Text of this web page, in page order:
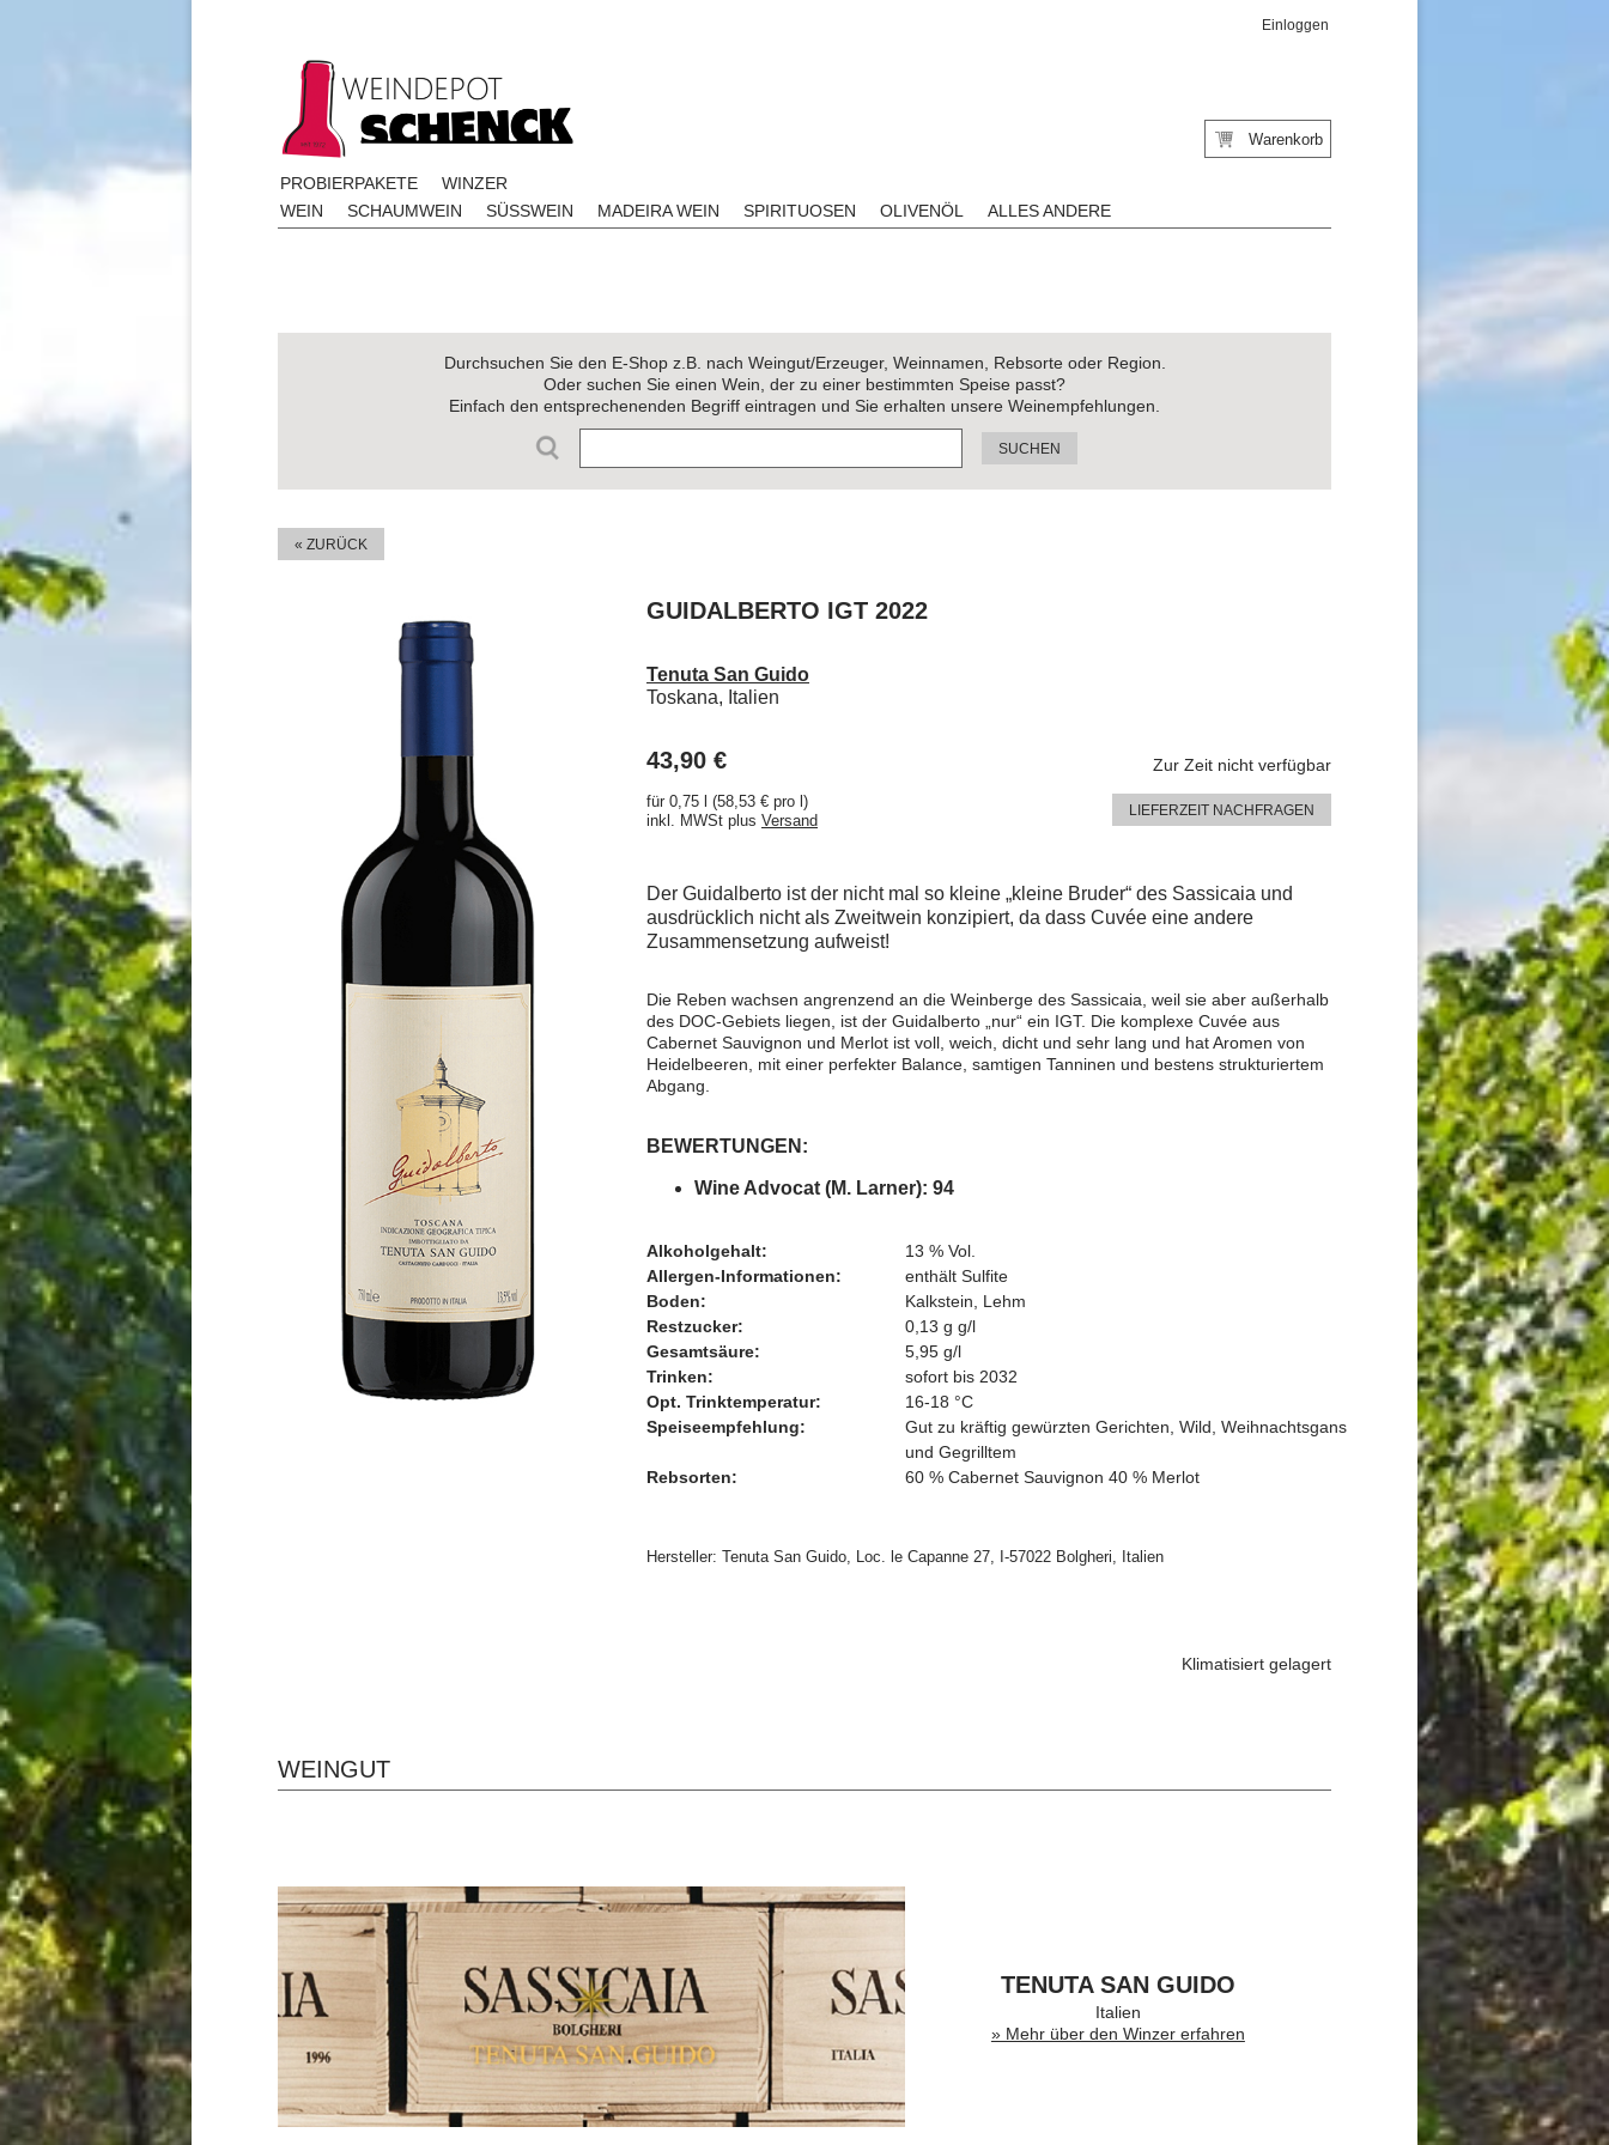
Einloggen
WEIN SCHAUMWEIN SÜSSWEIN MADEIRA WEIN SPIRITUOSEN OLIVENÖL ALLES ANDERE
Warenkorb
PROBIERPAKETE WINZER
Durchsuchen Sie den E-Shop z.B. nach Weingut/Erzeuger, Weinnamen, Rebsorte oder Region.
Oder suchen Sie einen Wein, der zu einer bestimmten Speise passt?
Einfach den entsprechenenden Begriff eintragen und Sie erhalten unsere Weinempfehlungen.
SUCHEN
« ZURÜCK
GUIDALBERTO IGT 2022
Tenuta San Guido
Toskana, Italien
43,90 €
für 0,75 l (58,53 € pro l)
inkl. MWSt plus Versand
Zur Zeit nicht verfügbar
LIEFERZEIT NACHFRAGEN
Der Guidalberto ist der nicht mal so kleine „kleine Bruder“ des Sassicaia und
ausdrücklich nicht als Zweitwein konzipiert, da dass Cuvée eine andere
Zusammensetzung aufweist!
Die Reben wachsen angrenzend an die Weinberge des Sassicaia, weil sie aber außerhalb
des DOC-Gebiets liegen, ist der Guidalberto „nur“ ein IGT. Die komplexe Cuvée aus
Cabernet Sauvignon und Merlot ist voll, weich, dicht und sehr lang und hat Aromen von
Heidelbeeren, mit einer perfekter Balance, samtigen Tanninen und bestens strukturiertem
Abgang.
BEWERTUNGEN:
Wine Advocat (M. Larner): 94
Alkoholgehalt:
13 % Vol.
Allergen-Informationen:
enthält Sulfite
Boden:
Kalkstein, Lehm
Restzucker:
0,13 g g/l
Gesamtsäure:
5,95 g/l
Trinken:
sofort bis 2032
Opt. Trinktemperatur:
16-18 °C
Speiseempfehlung:
Gut zu kräftig gewürzten Gerichten, Wild, Weihnachtsgans
und Gegrilltem
Rebsorten:
60 % Cabernet Sauvignon 40 % Merlot
Hersteller: Tenuta San Guido, Loc. le Capanne 27, I-57022 Bolgheri, Italien
Klimatisiert gelagert
WEINGUT
TENUTA SAN GUIDO
Italien
» Mehr über den Winzer erfahren